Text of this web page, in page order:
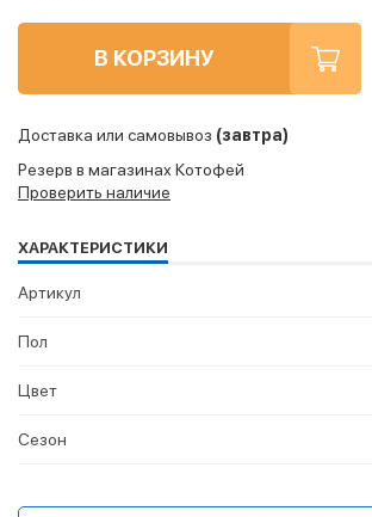
В КОРЗИНУ
Доставка или самовывоз (завтра)
Резерв в магазинах Котофей
Проверить наличие
ХАРАКТЕРИСТИКИ
Артикул
Пол
Цвет
Сезон